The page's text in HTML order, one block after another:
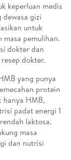
keperluan medis
gizi
untuk
pemulihan.
dokter dan
dokter.
yang punya
protein
hanya HMB,
padat energi 1
laktosa.
masa
dan nutrisi